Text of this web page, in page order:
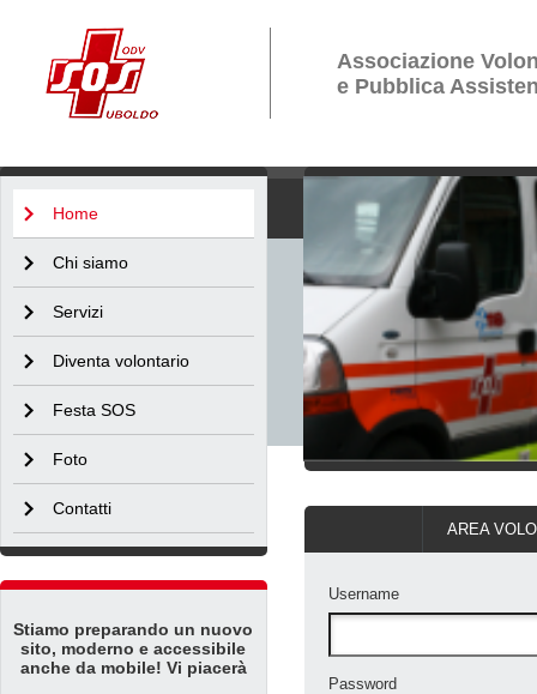
Associazione
e Pubblica
Home
Chi siamo
Servizi
Diventa volontario
Festa SOS
Foto
Contatti
Stiamo preparando un nuovo
sito, moderno e accessibile
anche da mobile! Vi piacerà
AREA
Username
Password